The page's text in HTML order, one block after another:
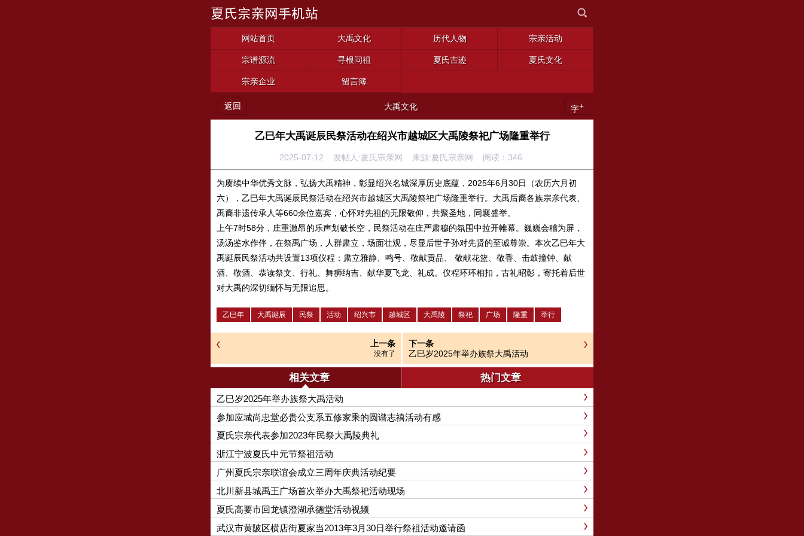
网站首页 大禹文化 历代人物 宗亲活动
宗谱源流 寻根问祖 夏氏古迹 夏氏文化
宗亲企业 留言簿
返回 大禹文化 字+
乙巳年大禹诞辰民祭活动在绍兴市越城区大禹陵祭祀广场隆重举行
2025-07-12 发帖人:夏氏宗亲网 来源:夏氏宗亲网 阅读： 346
为赓续中华优秀文脉，弘扬大禹精神，彰显绍兴名城深厚历史底蕴，2025年6月30日（农历六月初
六），乙巳年大禹诞辰民祭活动在绍兴市越城区大禹陵祭祀广场隆重举行。大禹后裔各族宗亲代表、
禹裔非遗传承人等660余位嘉宾，心怀对先祖的无限敬仰，共聚圣地，同襄盛举。
上午7时58分，庄重激昂的乐声划破长空，民祭活动在庄严肃穆的氛围中拉开帷幕。巍巍会稽为屏，
汤汤鉴水作伴，在祭禹广场，人群肃立，场面壮观，尽显后世子孙对先贤的至诚尊崇。本次乙巳年大
禹诞辰民祭活动共设置13项仪程：肃立雅静、鸣号、敬献贡品、 敬献花篮、敬香、击鼓撞钟、献
酒、敬酒、恭读祭文、行礼、舞狮纳吉、献华夏飞龙、礼成。仪程环环相扣，古礼昭彰，寄托着后世
对大禹的深切缅怀与无限追思。
乙巳年 大禹诞辰 民祭 活动 绍兴市 越城区 大禹陵 祭祀 广场 隆重 举行
上一条
没有了
下一条
乙巳岁2025年举办族祭大禹活动
相关文章 热门文章
乙巳岁2025年举办族祭大禹活动
参加应城尚忠堂必贵公支系五修家乘的圆谱志禧活动有感
夏氏宗亲代表参加2023年民祭大禹陵典礼
浙江宁波夏氏中元节祭祖活动
广州夏氏宗亲联谊会成立三周年庆典活动纪要
北川新县城禹王广场首次举办大禹祭祀活动现场
夏氏高要市回龙镇澄湖承德堂活动视频
武汉市黄陂区横店街夏家当2013年3月30日举行祭祖活动邀请函